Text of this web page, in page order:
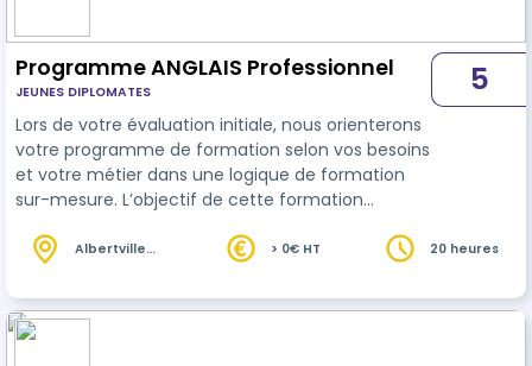
Programme ANGLAIS Professionnel
JEUNES DIPLOMATES
Lors de votre évaluation initiale, nous orienterons
votre programme de formation selon vos besoins
et votre métier dans une logique de formation
sur-mesure. L’objectif de cette formation
milieu professionnel tant dans la communication
de cette formation, l'apprenant aura toutes les
cartes en mains pour être plus à l'aise dans sa vie
5
Albertville
> 0€ HT 20 heures